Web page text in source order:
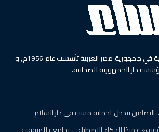
هي أول جريدة مسائية في جمهورية مصر العربية تأسست عام 1956م, و
دار الجمهورية للصحافة.
التضامن تتدخل لحماية مسنة في دار السلام